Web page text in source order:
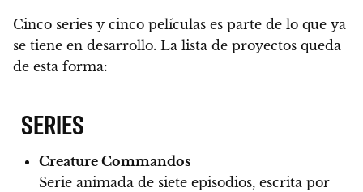
Cinco series y cinco películas es parte de lo que ya
se tiene en desarrollo. La lista de proyectos queda
de esta forma:
SERIES
Creature Commandos
Serie animada de siete episodios, escrita por